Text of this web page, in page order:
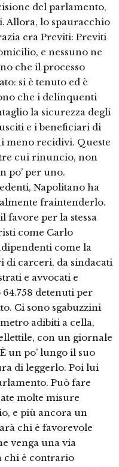
del parlamento,
Allora, lo spauracchio
era Previti: Previti
e nessuno ne
che il processo
si è tenuto ed è
che i delinquenti
la sicurezza degli
e i beneficiari di
meno recidivi. Queste
cui rinuncio, non
po’ per uno.
Napolitano ha
fraintenderlo.
favore per la stessa
come Carlo
come la
di carceri, da sindacati
e avvocati e
detenuti per
Ci sono sgabuzzini
adibiti a cella,
con un giornale
un po’ lungo il suo
di leggerlo. Poi lui
Può fare
molte misure
e più ancora un
chi è favorevole
venga una via
chi è contrario